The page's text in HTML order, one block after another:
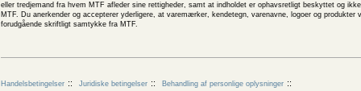
eller tredjemand fra hvem MTF afleder sine rettigheder, samt at indholdet er ophavsretligt beskyttet og
MTF. Du anerkender og accepterer yderligere, at varemærker, kendetegn, varenavne, logoer og
forudgående skriftligt samtykke fra MTF.
Handelsbetingelser Juridiske betingelser Behandling af personlige oplysninger